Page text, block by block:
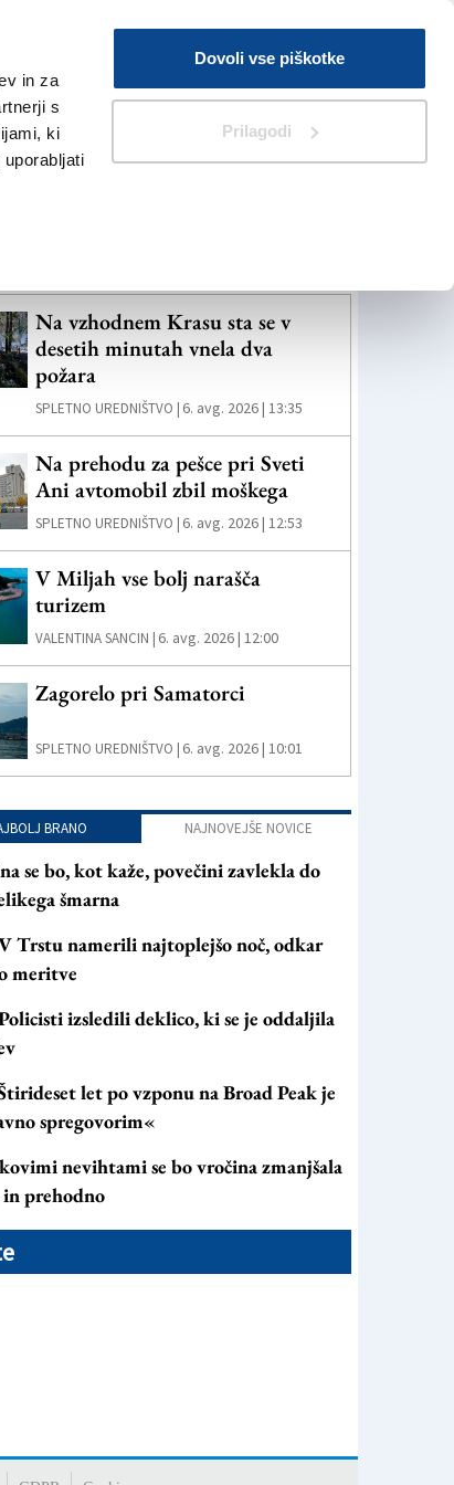
in za
s
ki
Dovoli vse piškotke
Prilagodi
V Kioskih
Iskanje
Na vzhodnem Krasu sta se v
desetih minutah vnela dva
požara
SPLETNO UREDNIŠTVO | 6. avg. 2026 | 13:35
Na prehodu za pešce pri Sveti
Ani avtomobil zbil moškega
SPLETNO UREDNIŠTVO | 6. avg. 2026 | 12:53
V Miljah vse bolj narašča
turizem
VALENTINA SANCIN | 6. avg. 2026 | 12:00
Zagorelo pri Samatorci
SPLETNO UREDNIŠTVO | 6. avg. 2026 | 10:01
BRANO NAJNOVEJŠE NOVICE
se bo, kot kaže, povečini zavlekla do
šmarna
Trstu namerili najtoplejšo noč, odkar
meritve
izsledili deklico, ki se je oddaljila
let po vzponu na Broad Peak je
spregovorim«
nevihtami se bo vročina zmanjšala
prehodno